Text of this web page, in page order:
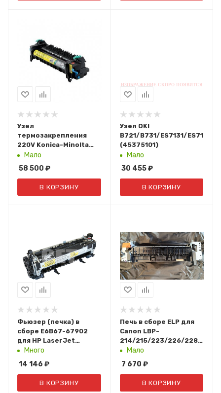
Узел
термозакрепления
220V Konica-Minolta
bizhub 5000i
(ACF1PP1000)
Мало
58 500 ₽
В КОРЗИНУ
Узел OKI
B721/B731/ES7131/ES7121/
(45375101)
Мало
30 455 ₽
В КОРЗИНУ
Фьюзер (печка) в
сборе E6B67-67902
для HP LaserJet
Enterprise
(CET), CET2789U
Много
14 146 ₽
В КОРЗИНУ
Печь в сборе ELP для
Canon LBP-
214/215/223/226/228/
(FM1-W116/FM1-V141)
Мало
7 670 ₽
В КОРЗИНУ